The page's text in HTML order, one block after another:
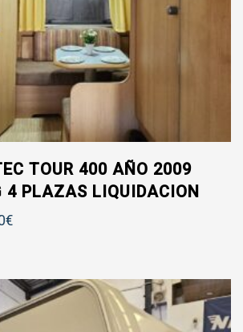
TOUR 400 AÑO 2009
4 PLAZAS LIQUIDACION
€